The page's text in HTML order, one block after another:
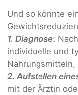
Und so könnte
1. Diagnose:
individuelle und
Nahrungsmitteln,
2. Aufstellen
mit der Ärztin